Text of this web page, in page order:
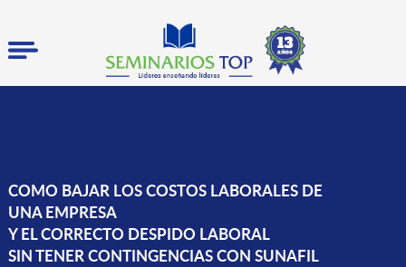
COMO BAJAR LOS COSTOS LABORALES DE
UNA EMPRESA
Y EL CORRECTO DESPIDO LABORAL
SIN TENER CONTINGENCIAS CON SUNAFIL